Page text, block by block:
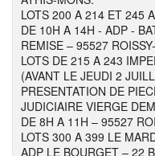
LOTS 200 A 214 ET 245
DE 10H A 14H - ADP -
REMISE – 95527
LOTS DE 215 A 243
(AVANT LE JEUDI 2
PRESENTATION DE
JUDICIAIRE VIERGE
DE 8H A 11H – 95527
LOTS 300 A 399 LE
ADP LE BOURGET – 22